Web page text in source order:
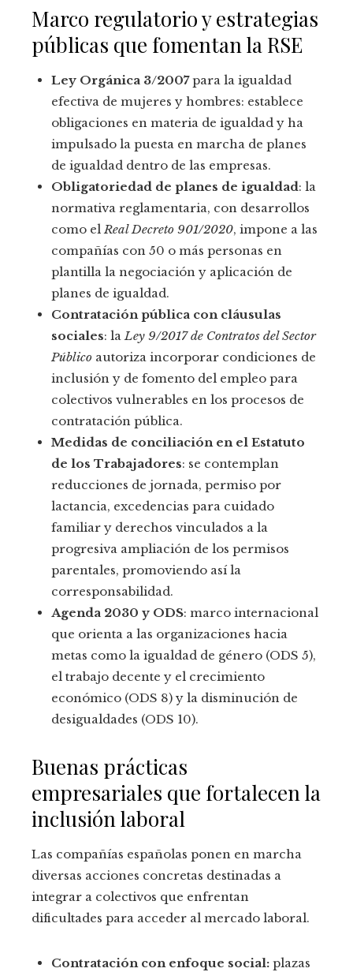
Marco regulatorio y estrategias
públicas que fomentan la RSE
Ley Orgánica 3/2007para la igualdad
efectiva de mujeres y hombres: establece
obligaciones en materia de igualdad y ha
impulsado la puesta en marcha de planes
de igualdad dentro de las empresas.
Obligatoriedad de planes de igualdad: la
normativa reglamentaria, con desarrollos
como elReal Decreto 901/2020, impone a las
compañías con 50 o más personas en
plantilla la negociación y aplicación de
planes de igualdad.
Contratación pública con cláusulas
sociales: laLey 9/2017 de Contratos del Sector
Público autoriza incorporar condiciones de
inclusión y de fomento del empleo para
colectivos vulnerables en los procesos de
contratación pública.
Medidas de conciliación en el Estatuto
de los Trabajadores: se contemplan
reducciones de jornada, permiso por
lactancia, excedencias para cuidado
familiar y derechos vinculados a la
progresiva ampliación de los permisos
parentales, promoviendo así la
corresponsabilidad.
Agenda 2030 y ODS: marco internacional
que orienta a las organizaciones hacia
metas como la igualdad de género (ODS 5),
el trabajo decente y el crecimiento
económico (ODS 8) y la disminución de
desigualdades (ODS 10).
Buenas prácticas
empresariales que fortalecen la
inclusión laboral
Las compañías españolas ponen en marcha
diversas acciones concretas destinadas a
integrar a colectivos que enfrentan
dificultades para acceder al mercado laboral.
Contratación con enfoque social: plazas